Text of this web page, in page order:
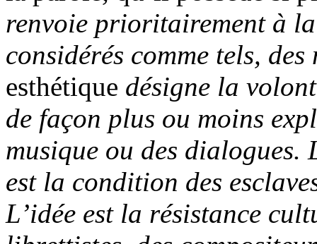
renvoie prioritairement à
considérés comme tels,
esthétique désigne la
de façon plus ou moins
musique ou des dialogues.
est la condition des
L’idée est la résistance